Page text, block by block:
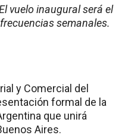
vuelo inaugural será el
semanales.
y Comercial del
formal de la
que unirá
Aires.